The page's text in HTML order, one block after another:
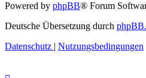
Powered by phpBB® Forum
Deutsche Übersetzung durch
Datenschutz | Nutzungsbedingungen